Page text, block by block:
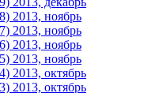
2013, ноябрь
2013, ноябрь
2013, ноябрь
2013, ноябрь
2013, октябрь
2013, октябрь